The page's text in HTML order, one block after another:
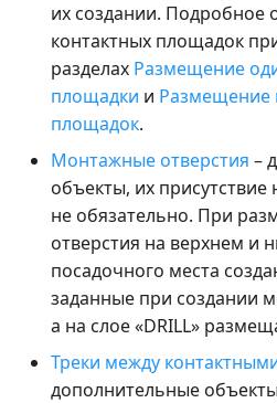
их создании. Подробное
контактных площадок
разделах Размещение
площадки и Размещение
площадок.
Монтажные отверстия –
объекты, их
не обязательно. При
отверстия на верхнем и
посадочного места
заданные при создании
а на слое «DRILL»
Треки между
дополнительные